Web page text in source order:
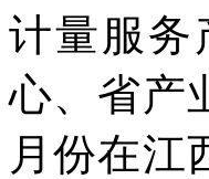
计量服务
心、省产
月份在江